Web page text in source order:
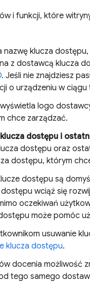
i funkcji, które
nazwę klucza
z dostawcą klucza
. Jeśli nie znajdziesz
o urządzeniu w
wyświetla logo
chce zarządzać.
dostępu i
dostępu oraz
dostępu, którym
dostępu są
wciąż się
oczekiwań
może pomóc
usuwanie
klucza dostępu.
docenia możliwość
tego samego